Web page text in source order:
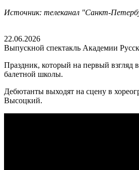
Источник: телеканал "Санкт-
22.06.2026
Выпускной спектакль Академии
Праздник, который на первый взгляд
балетной школы.
Дебютанты выходят на сцену в
Высоцкий.